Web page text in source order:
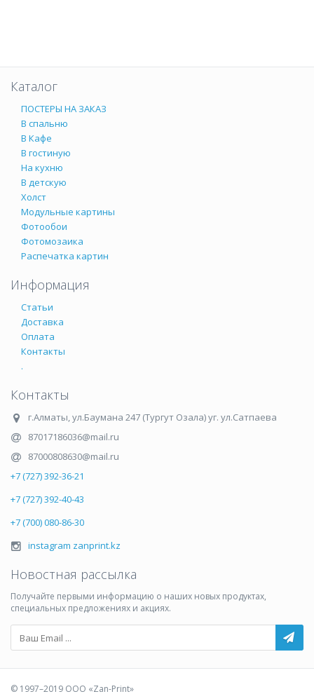
Каталог
ПОСТЕРЫ НА ЗАКАЗ
В спальню
В Кафе
В гостиную
На кухню
В детскую
Холст
Модульные картины
Фотообои
Фотомозаика
Распечатка картин
Информация
Статьи
Доставка
Оплата
Контакты
.
Контакты
г.Алматы,ул.Баумана 247 (Тургут Озала) уг. ул.Сатпаева
87017186036@mail.ru
87000808630@mail.ru
+7 (727) 392-36-21
+7 (727) 392-40-43
+7 (700) 080-86-30
instagram zanprint.kz
Новостная рассылка
Получайте первыми информацию о наших новых продуктах,
специальных предложениях и акциях.
© 1997–2019 ООО «Zan-Print»